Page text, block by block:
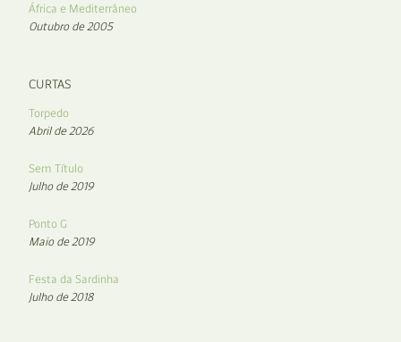
África e Mediterrâneo
Outubro de 2005
CURTAS
Torpedo
Abril de 2026
Sem Título
Julho de 2019
Ponto G
Maio de 2019
Festa da Sardinha
Julho de 2018